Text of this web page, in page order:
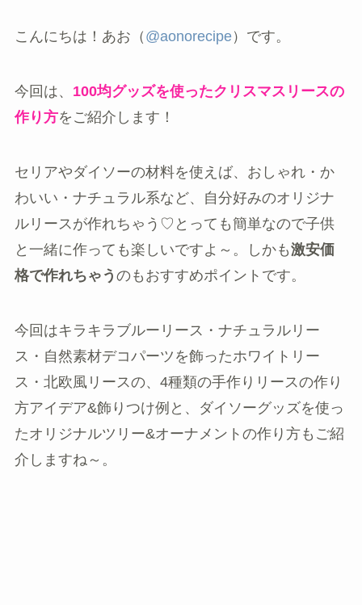
こんにちは！あお（ @aonorecipe）です。
今回は、 100均グッズを使ったクリスマスリースの
作り方をご紹介します！
セリアやダイソーの材料を使えば、おしゃれ・か
わいい・ナチュラル系など、自分好みのオリジナ
ルリースが作れちゃう♡とっても簡単なので子供
と一緒に作っても楽しいですよ～。しかも激安価
格で作れちゃう のもおすすめポイントです。
今回はキラキラブルーリース・ナチュラルリー
ス・自然素材デコパーツを飾ったホワイトリー
ス・北欧風リースの、4種類の手作りリースの作り
方アイデア&飾りつけ例と、ダイソーグッズを使っ
たオリジナルツリー&オーナメントの作り方もご紹
介しますね～。